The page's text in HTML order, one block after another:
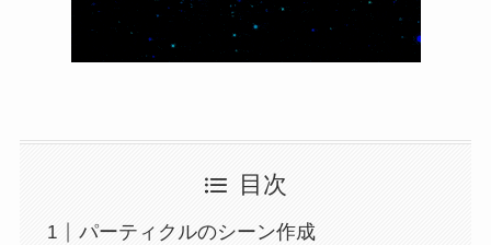
目次
パーティクルのシーン作成